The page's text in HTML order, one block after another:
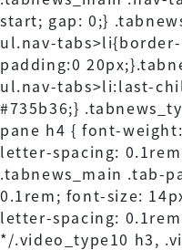
start; gap: 0;}
ul.nav-
padding:0
ul.nav-tabs>li:last-
#735b36;}
pane h4 { font-
letter-spacing:
.tabnews_main .tab-
0.1rem; font-size:
letter-spacing:
*/.video_type10 h3,